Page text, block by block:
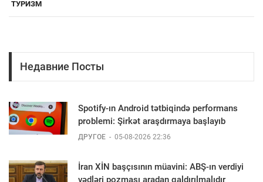
ТУРИЗМ
Недавние Посты
Spotify-ın Android tətbiqində performans
problemi: Şirkət araşdırmaya başlayıb
ДРУГОЕ - 05-08-2026 22:36
İran XİN başçısının müavini: ABŞ-ın verdiyi
vədləri pozması aradan qaldırılmalıdır